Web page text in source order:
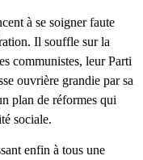
à se soigner faute
Il souffle sur la
communistes, leur Parti
ouvrière grandie par sa
plan de réformes qui
sociale.
enfin à tous une